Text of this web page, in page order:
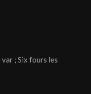
; Six fours les